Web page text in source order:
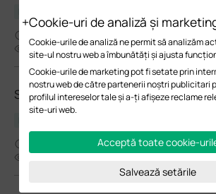
4257
SM321B(UN)_V4_Datasheet
3835
Cookie-uri de analiză și
Cookie-urile de analiză ne permit să analizăm
site-ul nostru web a îmbunătăți și ajusta
Cookie-urile de marketing pot fi setate prin
nostru web de către partenerii noștri publicitari
profilul intereselor tale și a-ți afișeze reclame
site-uri web.
Acceptă toate cookie-
Salvează setările